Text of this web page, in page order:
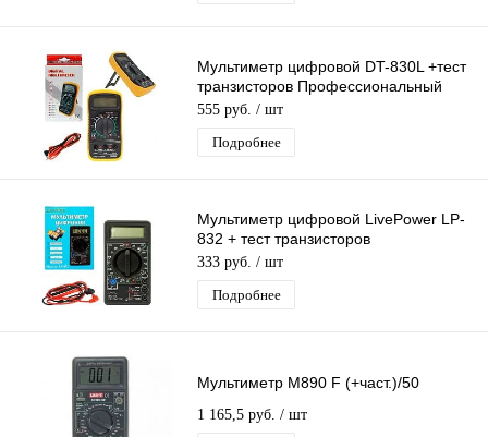
Мультиметр цифровой DT-830L +тест
транзисторов Профессиональный
мультиизмерительный Тестер
555 руб. / шт
Подробнее
Мультиметр цифровой LivePower LP-
832 + тест транзисторов
Профессиональный
мультиизмерительный Тестер
333 руб. / шт
Подробнее
Мультиметр М890 F (+част.)/50
1 165,5 руб. / шт